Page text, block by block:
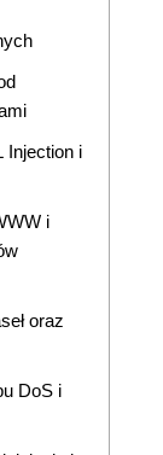
Injection i
i
oraz
DoS i